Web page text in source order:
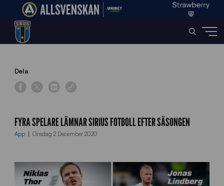
Home»
Dela
FYRA SPELARE LÄMNAR SIRIUS FOTBOLL EFTER SÄSONGEN
App Onsdag 2 December 2020